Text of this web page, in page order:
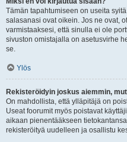
Tämän tapahtumiseen on useita
salasanasi ovat oikein. Jos ne ovat,
varmistaaksesi, että sinulla ei ole
sivuston omistajalla on asetusvirhe
se.
Ylös
Rekisteröidyin joskus aiemmin,
On mahdollista, että ylläpitäjä on
Useat foorumit myös poistavat
aikaan pienentääkseen
rekisteröityä uudelleen ja osallistu